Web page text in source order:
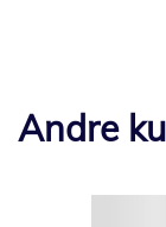
Andre